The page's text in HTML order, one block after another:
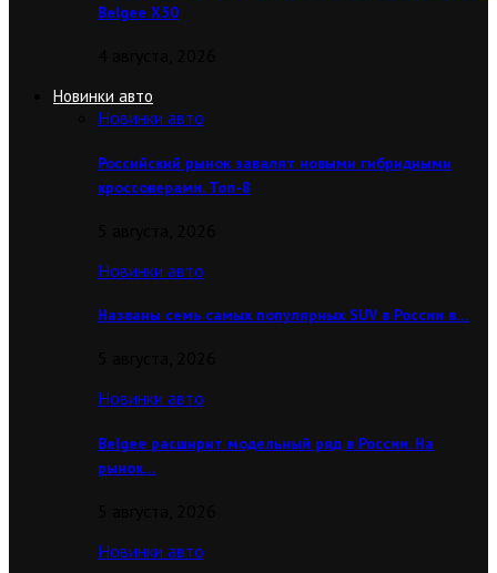
Belgee X50
Новинки авто
Новинки авто
Российский рынок завалят новыми гибридными
кроссоверами. Топ-8
Новинки авто
Названы семь самых популярных SUV в России в…
Новинки авто
Belgee расширит модельный ряд в России. На
рынок…
Новинки авто